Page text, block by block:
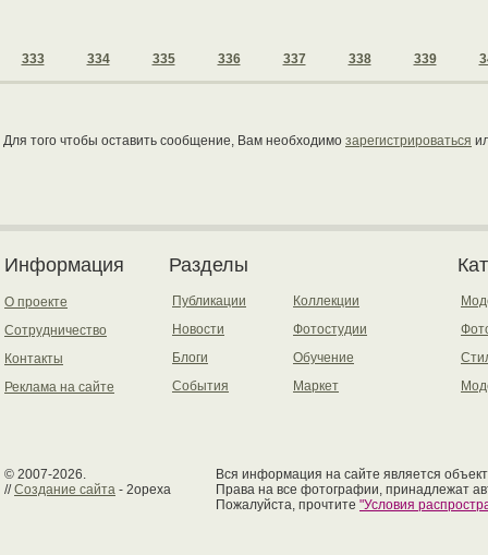
333 334 335 336 337 338 339
Для того чтобы оставить сообщение, Вам необходимо зарегистрироваться
Информация
О проекте
Сотрудничество
Контакты
Реклама на сайте
Разделы
Публикации
Новости
Блоги
События
Коллекции
Фотостудии
Обучение
Маркет
© 2007-2026.
//Создание сайта - 2opexa
Вся информация на сайте является
Права на все фотографии, принадлежат
Пожалуйста, прочтите "Условия